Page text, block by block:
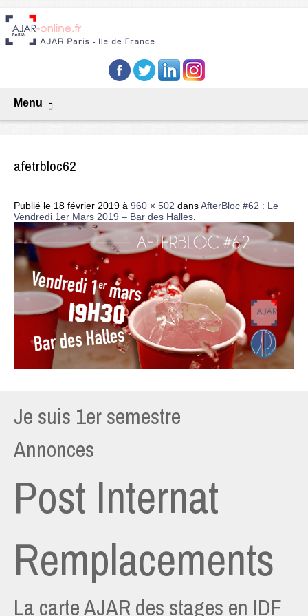
Menu
afetrbloc62
Publié le 18 février 2019 à 960 × 502 dansAfterBloc #62 : Le
Vendredi 1er Mars 2019 – Bar des Halles
Je suis 1er semestre
Annonces
Post Internat
Remplacements
La carte AJAR des stages en IDF